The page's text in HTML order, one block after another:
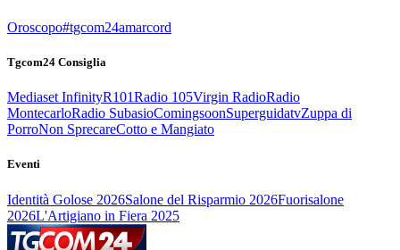
Oroscopo#tgcom24amarcord
Tgcom24 Consiglia
Mediaset InfinityR101Radio 105Virgin RadioRadio
MontecarloRadio SubasioComingsoonSuperguidatvZuppa di
PorroNon SprecareCotto e Mangiato
Eventi
Identità Golose 2026Salone del Risparmio 2026Fuorisalone
2026L'Artigiano in Fiera 2025